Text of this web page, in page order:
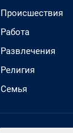
Происшествия
Работа
Развлечения
Религия
Семья